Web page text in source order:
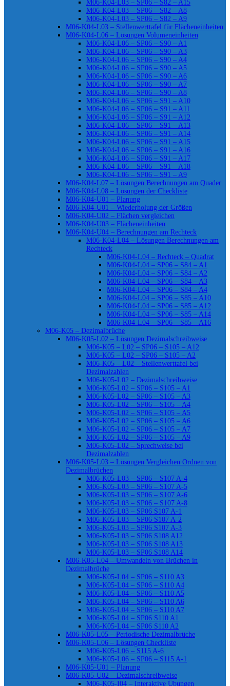
M06-K04-L03 – SP06 – S82 – A15
M06-K04-L03 – SP06 – S82 – A8
M06-K04-L03 – SP06 – S82 – A9
M06-K04-L03 – Stellenwerttafel für Flächeneinheiten
M06-K04-L06 – Lösungen Volumeneinheiten
M06-K04-L06 – SP06 – S90 – A1
M06-K04-L06 – SP06 – S90 – A3
M06-K04-L06 – SP06 – S90 – A4
M06-K04-L06 – SP06 – S90 – A5
M06-K04-L06 – SP06 – S90 – A6
M06-K04-L06 – SP06 – S90 – A7
M06-K04-L06 – SP06 – S90 – A8
M06-K04-L06 – SP06 – S91 – A10
M06-K04-L06 – SP06 – S91 – A11
M06-K04-L06 – SP06 – S91 – A12
M06-K04-L06 – SP06 – S91 – A13
M06-K04-L06 – SP06 – S91 – A14
M06-K04-L06 – SP06 – S91 – A15
M06-K04-L06 – SP06 – S91 – A16
M06-K04-L06 – SP06 – S91 – A17
M06-K04-L06 – SP06 – S91 – A18
M06-K04-L06 – SP06 – S91 – A9
M06-K04-L07 – Lösungen Berechnungen am Quader
M06-K04-L08 – Lösungen der Checkliste
M06-K04-U01 – Planung
M06-K04-U01 – Wiederholung der Größen
M06-K04-U02 – Flächen vergleichen
M06-K04-U03 – Flächeneinheiten
M06-K04-U04 – Berechnungen am Rechteck
M06-K04-L04 – Lösungen Berechnungen am
Rechteck
M06-K04-L04 – Rechteck – Quadrat
M06-K04-L04 – SP06 – S84 – A1
M06-K04-L04 – SP06 – S84 – A2
M06-K04-L04 – SP06 – S84 – A3
M06-K04-L04 – SP06 – S84 – A4
M06-K04-L04 – SP06 – S85 – A10
M06-K04-L04 – SP06 – S85 – A12
M06-K04-L04 – SP06 – S85 – A14
M06-K04-L04 – SP06 – S85 – A16
M06-K05 – Dezimalbrüche
M06-K05-L02 – Lösungen Dezimalschreibweise
M06-K05 – L02 – SP06 – S105 – A12
M06-K05 – L02 – SP06 – S105 – A2
M06-K05 – L02 – Stellenwerttafel bei
Dezimalzahlen
M06-K05-L02 – Dezimalschreibweise
M06-K05-L02 – SP06 – S105 – A1
M06-K05-L02 – SP06 – S105 – A3
M06-K05-L02 – SP06 – S105 – A4
M06-K05-L02 – SP06 – S105 – A5
M06-K05-L02 – SP06 – S105 – A6
M06-K05-L02 – SP06 – S105 – A7
M06-K05-L02 – SP06 – S105 – A9
M06-K05-L02 – Sprechweise bei
Dezimalzahlen
M06-K05-L03 – Lösungen Vergleichen Ordnen von
Dezimalbrüchen
M06-K05-L03 – SP06 – S107 A-4
M06-K05-L03 – SP06 – S107 A-5
M06-K05-L03 – SP06 – S107 A-6
M06-K05-L03 – SP06 – S107 A-8
M06-K05-L03 – SP06 S107 A-1
M06-K05-L03 – SP06 S107 A-2
M06-K05-L03 – SP06 S107 A-3
M06-K05-L03 – SP06 S108 A12
M06-K05-L03 – SP06 S108 A13
M06-K05-L03 – SP06 S108 A14
M06-K05-L04 – Umwandeln von Brüchen in
Dezimalbrüche
M06-K05-L04 – SP06 – S110 A3
M06-K05-L04 – SP06 – S110 A4
M06-K05-L04 – SP06 – S110 A5
M06-K05-L04 – SP06 – S110 A6
M06-K05-L04 – SP06 – S110 A7
M06-K05-L04 – SP06 S110 A1
M06-K05-L04 – SP06 S110 A2
M06-K05-L05 – Periodische Dezimalbrüche
M06-K05-L06 – Lösungen Checkliste
M06-K05-L06 – S115 A-6
M06-K05-L06 – SP06 – S115 A-1
M06-K05-U01 – Planung
M06-K05-U02 – Dezimalschreibweise
M06-K05-I04 – Interaktive Übungen